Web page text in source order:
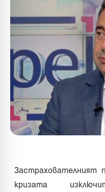
Застрахователният
кризата